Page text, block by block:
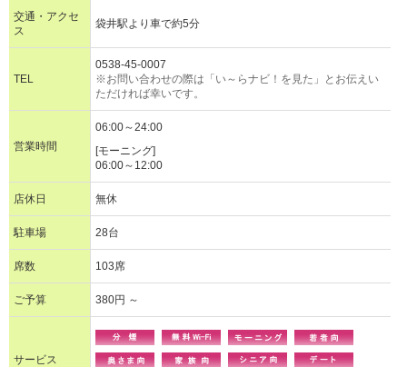
交通・アクセ
ス
袋井駅より車で約5分
TEL
0538-45-0007
※お問い合わせの際は「い～らナビ！を見た」とお伝えい
ただければ幸いです。
営業時間
06:00～24:00
[モーニング]
06:00～12:00
店休日 無休
駐車場 28台
席数 103席
ご予算 380円 ～
サービス